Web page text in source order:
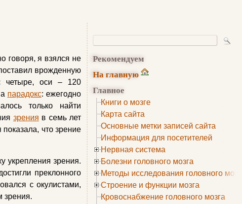
Рекомендуем
На главную
Главное
Книги о мозге
Карта сайта
Основные метки записей сайта
Информация для посетителей
Нервная система
Болезни головного мозга
Методы исследования головного мозга
Строение и функции мозга
Кровоснабжение головного мозга
говоря, я взялся не
врожденную
четыре, оси – 120
парадокс: ежегодно
только найти
зрения в семь лет
что зрение
укрепления зрения.
преклонного
с окулистами,
зрения.